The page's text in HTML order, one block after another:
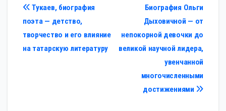
Навигация
по
записям
Биография Ольги
Дыховичной — от
непокорной девочки до
великой научной лидера,
увенчанной
многочисленными
достижениями
Тукаев, биография
поэта — детство,
творчество и его влияние
на татарскую литературу